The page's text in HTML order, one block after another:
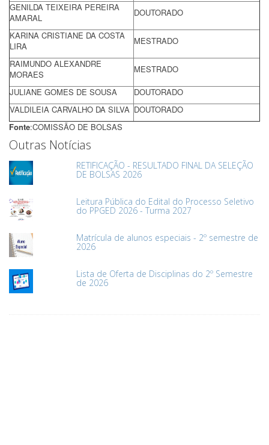
GENILDA TEIXEIRA PEREIRA
AMARAL
DOUTORADO
KARINA CRISTIANE DA COSTA
LIRA
MESTRADO
RAIMUNDO ALEXANDRE
MORAES
MESTRADO
JULIANE GOMES DE SOUSA
DOUTORADO
VALDILEIA CARVALHO DA SILVA DOUTORADO
Fonte:COMISSÃO DE BOLSAS
Outras Notícias
RETIFICAÇÃO - RESULTADO FINAL DA SELEÇÃO
DE BOLSAS 2026
Leitura Pública do Edital do Processo Seletivo
do PPGED 2026 - Turma 2027
Matrícula de alunos especiais - 2º semestre de
2026
Lista de Oferta de Disciplinas do 2º Semestre
de 2026